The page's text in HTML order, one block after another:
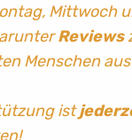
Mittwoch
Reviews
Menschen
ist